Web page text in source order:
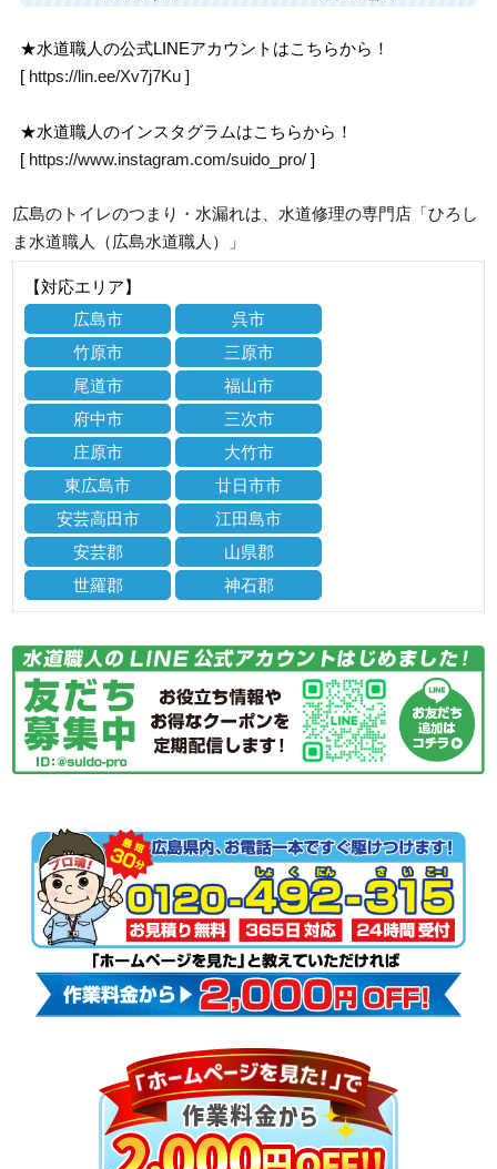
★水道職人の公式LINEアカウントはこちらから！
[ https://lin.ee/Xv7j7Ku ]
★水道職人のインスタグラムはこちらから！
[ https://www.instagram.com/suido_pro/ ]
広島のトイレのつまり・水漏れは、水道修理の専門店「ひろし
ま水道職人（広島水道職人）」
【対応エリア】
広島市
呉市
竹原市
三原市
尾道市
福山市
府中市
三次市
庄原市
大竹市
東広島市
廿日市市
安芸高田市
江田島市
安芸郡
山県郡
世羅郡
神石郡